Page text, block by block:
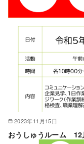
2023年11月15日
おうしゅうルーム 12